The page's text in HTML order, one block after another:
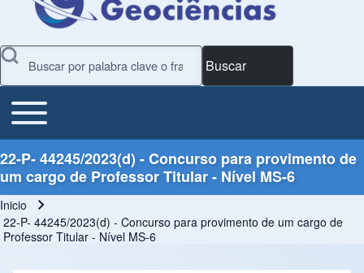
Buscar
Main Menu
Toggle main menu
22-P- 44245/2023(d) - Concurso para provimento de
um cargo de Professor Titular - Nível MS-6
Ruta de navegación
Inicio
22-P- 44245/2023(d) - Concurso para provimento de um cargo de
Professor Titular - Nível MS-6